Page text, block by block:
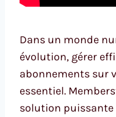
Dans un monde
évolution, gérer
abonnements sur
essentiel.
solution puissante